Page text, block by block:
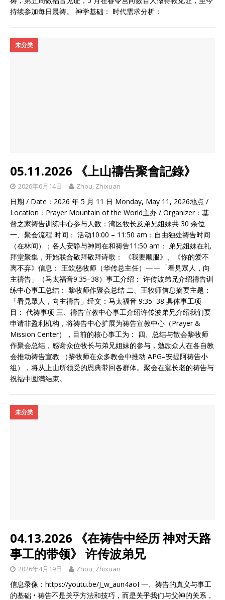
持续参加每日晨祷。 神学基础： 时代需求分析：
未分类
05.11.2026 《上山禱告聚會記錄》
2026年6月14日 Zhou, Zhixuan
日期 / Date：2026 年 5 月 11 日 Monday, May 11, 2026地点 /
Location：Prayer Mountain of the World主办 / Organizer：基
督之家祷告训练中心参与人数：湾区牧长及弟兄姐妹共 30 余位
一、聚会流程 时间： 活动10:00 – 11:50 am：自由独处祷告时间
（在林间）；各人安静与神同在和祷告11:50 am： 弟兄姐妹在礼
拜堂聚集，开始联合敬拜敬拜诗歌： 《我要顺服》、《你的爱不
离不弃》信息： 王欽慈牧师（华传总主任）——「看見眾人，向
主禱告」（马太福音9:35–38）事工介绍： 许传波弟兄介绍禱告训
练中心事工总结： 黎牧师作聚会总结 二、王牧师信息摘要主题：
「看見眾人，向主禱告」经文：马太福音 9:35–38 具体事工项
目： 代祷事项 三、禱告宣教中心事工介绍许传波弟兄介绍我们要
申请非盈利机构，将祷告中心扩展为祷告宣教中心（Prayer &
Mission Center），目前的核心事工为： 四、总结与散会黎牧师
作聚会总结，感谢众位牧长与弟兄姐妹的参与，勉励众人在各自教
会推动祷告宣教 （黎牧师在众多教会中推动 APG–安提阿祷告小
组），将从上山所领受的恩典带回各群体。聚会在寇长老的祷告与
祝福中圆满结束。
未分类
04.13.2026 《在祷告中经历 神对天路
事工的带领》 许传波弟兄
2026年4月19日 Zhou, Zhixuan
信息录像：https://youtu.be/J_w_aun4aoI 一、祷告的真义与事工
的基础 • 祷告不是关乎方法和技巧，而是关乎我们与父神的关系，